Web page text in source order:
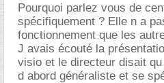
Pourquoi parlez vous de
spécifiquement ? Elle n a
fonctionnement que les
J avais écouté la
visio et le directeur disait
d abord généraliste et se